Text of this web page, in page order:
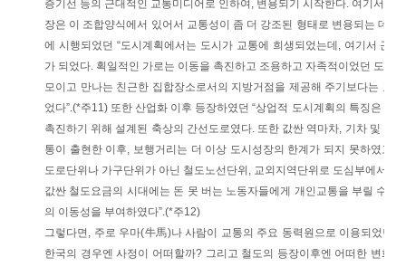
증기선 등의 근대적인 교통미디어로 인하여, 변용되기 시작한다. 여기서 상
장은 이 조합양식에서 있어서 교통성이 좀 더 강조된 형태로 변용되는 데
에 시행되었던 “도시계획에서는 도시가 교통에 희생되었는데, 여기서 근
가 되었다. 획일적인 가로는 이동을 촉진하고 조용하고 자족적이었던 도시
모이고 만나는 친근한 집합장소로서의 지방거점을 제공해 주기보다는 교
었다”.(*주11) 또한 산업화 이후 등장하였던 “상업적 도시계획의 특징은 축
촉진하기 위해 설계된 축상의 간선도로였다. 또한 값싼 역마차, 기차 및 전
통이 출현한 이후, 보행거리는 더 이상 도시성장의 한계가 되지 못하였고
도로단위나 가구단위가 아닌 철도노선단위, 교외지역단위로 도심부에서
값싼 철도요금의 시대에는 돈 못 버는 노동자들에게 개인교통을 부릴 수
의 이동성을 부여하였다”.(*주12)
그렇다면, 주로 우마(牛馬)나 사람이 교통의 주요 동력원으로 이용되었던,
한국의 경우엔 사정이 어떠할까? 그리고 철도의 등장이후엔 어떠한 변화